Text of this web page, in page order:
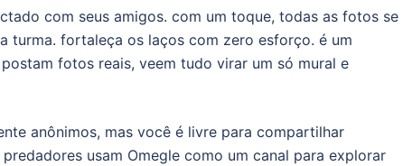
com seus amigos. com um toque, todas as fotos se
turma. fortaleça os laços com zero esforço. é um
fotos reais, veem tudo virar um só mural e
anônimos, mas você é livre para compartilhar
usam Omegle como um canal para explorar